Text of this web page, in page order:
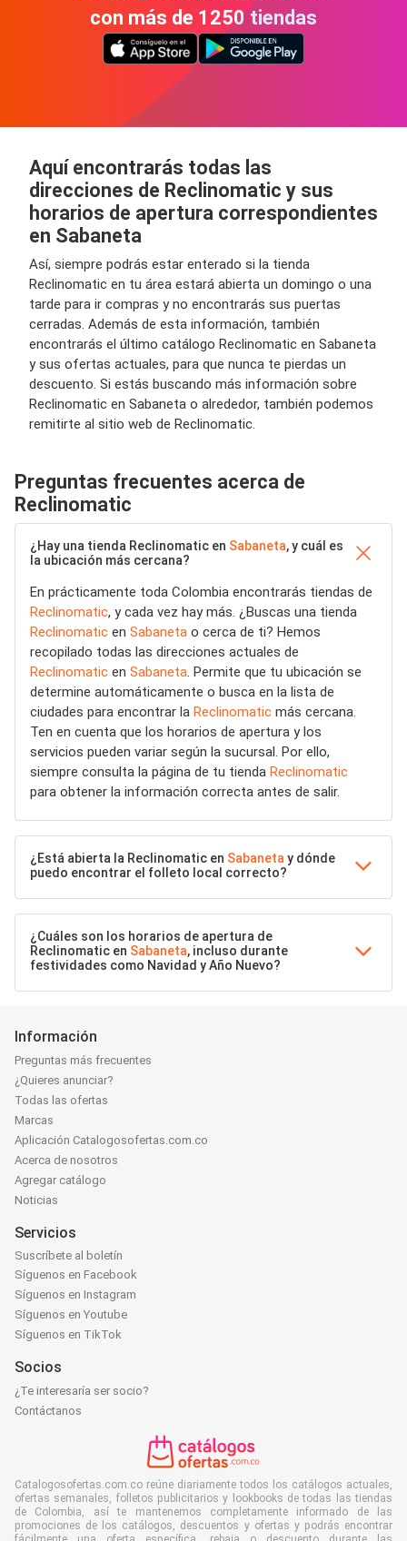
con más de 1250 tiendas
Aquí encontrarás todas las
direcciones de Reclinomatic y sus
horarios de apertura correspondientes
en Sabaneta
Así, siempre podrás estar enterado si la tienda
Reclinomatic en tu área estará abierta un domingo o una
tarde para ir compras y no encontrarás sus puertas
cerradas. Además de esta información, también
encontrarás el último catálogo Reclinomatic en Sabaneta
y sus ofertas actuales, para que nunca te pierdas un
descuento. Si estás buscando más información sobre
Reclinomatic en Sabaneta o alrededor, también podemos
remitirte al sitio web de Reclinomatic.
Preguntas frecuentes acerca de
Reclinomatic
¿Hay una tienda Reclinomatic en Sabaneta, y cuál es
la ubicación más cercana?
En prácticamente toda Colombia encontrarás tiendas de
Reclinomatic, y cada vez hay más. ¿Buscas una tienda
Reclinomatic en Sabaneta o cerca de ti? Hemos
recopilado todas las direcciones actuales de
Reclinomatic en Sabaneta. Permite que tu ubicación se
determine automáticamente o busca en la lista de
ciudades para encontrar la Reclinomatic más cercana.
Ten en cuenta que los horarios de apertura y los
servicios pueden variar según la sucursal. Por ello,
siempre consulta la página de tu tienda Reclinomatic
para obtener la información correcta antes de salir.
¿Está abierta la Reclinomatic en Sabaneta y dónde
puedo encontrar el folleto local correcto?
¿Cuáles son los horarios de apertura de
Reclinomatic en Sabaneta, incluso durante
festividades como Navidad y Año Nuevo?
Información
Preguntas más frecuentes
¿Quieres anunciar?
Todas las ofertas
Marcas
Aplicación Catalogosofertas.com.co
Acerca de nosotros
Agregar catálogo
Noticias
Servicios
Suscríbete al boletín
Síguenos en Facebook
Síguenos en Instagram
Síguenos en Youtube
Síguenos en TikTok
Socios
¿Te interesaría ser socio?
Contáctanos
Catalogosofertas.com.co reúne diariamente todos los catálogos actuales,
ofertas semanales, folletos publicitarios y lookbooks de todas las tiendas
de Colombia, así te mantenemos completamente informado de las
promociones de los catálogos, descuentos y ofertas y podrás encontrar